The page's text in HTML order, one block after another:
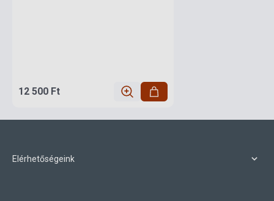
12 500 Ft
Elérhetőségeink